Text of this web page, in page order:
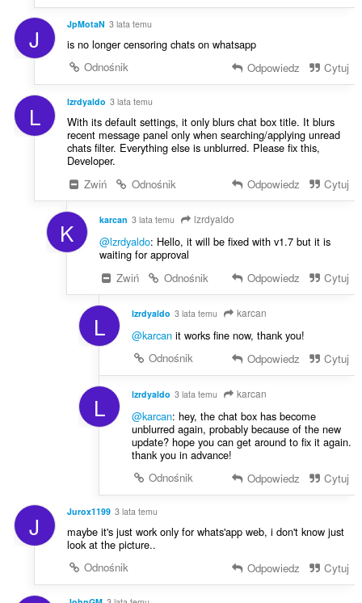
J JpMotaN 3 lata temu
is no longer censoring chats on whatsapp
Odnośnik
Odpowiedz Cytuj
L lzrdyaldo 3 lata temu
With its default settings, it only blurs chat box title. It blurs
recent message panel only when searching/applying unread
chats filter. Everything else is unblurred. Please fix this,
Developer.
Zwiń
Odnośnik Odpowiedz Cytuj
K karcan 3 lata temu lzrdyaldo
@lzrdyaldo: Hello, it will be fixed with v1.7 but it is
waiting for approval
Zwiń
Odnośnik Odpowiedz Cytuj
L lzrdyaldo 3 lata temu karcan
@karcanit works fine now, thank you!
Odnośnik
Odpowiedz Cytuj
L lzrdyaldo 3 lata temu karcan
@karcan: hey, the chat box has become
unblurred again, probably because of the new
update? hope you can get around to fix it again.
thank you in advance!
Odnośnik
Odpowiedz Cytuj
J Jurox1199 3 lata temu
maybe it's just work only for whats'app web, i don't know just
look at the picture..
Odnośnik
Odpowiedz Cytuj